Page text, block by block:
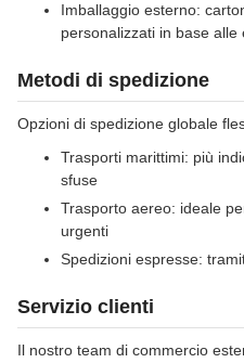
Imballaggio esterno:
personalizzati in base alle
Metodi di spedizione
Opzioni di spedizione globale
Trasporti marittimi: più
sfuse
Trasporto aereo: ideale
urgenti
Spedizioni espresse:
Servizio clienti
Il nostro team di commercio